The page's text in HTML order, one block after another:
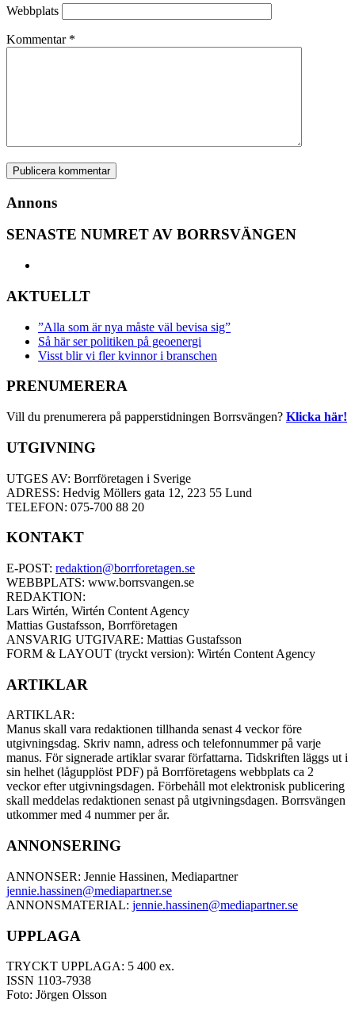
Webbplats
Kommentar *
Annons
SENASTE NUMRET AV BORRSVÄNGEN
AKTUELLT
”Alla som är nya måste väl bevisa sig”
Så här ser politiken på geoenergi
Visst blir vi fler kvinnor i branschen
PRENUMERERA
Vill du prenumerera på papperstidningen Borrsvängen? Klicka här!
UTGIVNING
UTGES AV: Borrföretagen i Sverige
ADRESS: Hedvig Möllers gata 12, 223 55 Lund
TELEFON: 075-700 88 20
KONTAKT
E-POST: redaktion@borrforetagen.se
WEBBPLATS: www.borrsvangen.se
REDAKTION:
Lars Wirtén, Wirtén Content Agency
Mattias Gustafsson, Borrföretagen
ANSVARIG UTGIVARE: Mattias Gustafsson
FORM & LAYOUT (tryckt version): Wirtén Content Agency
ARTIKLAR
ARTIKLAR:
Manus skall vara redaktionen tillhanda senast 4 veckor före
utgivningsdag. Skriv namn, adress och telefonnummer på varje
manus. För signerade artiklar svarar författarna. Tidskriften läggs ut i
sin helhet (lågupplöst PDF) på Borrföretagens webbplats ca 2
veckor efter utgivningsdagen. Förbehåll mot elektronisk publicering
skall meddelas redaktionen senast på utgivningsdagen. Borrsvängen
utkommer med 4 nummer per år.
ANNONSERING
ANNONSER: Jennie Hassinen, Mediapartner
jennie.hassinen@mediapartner.se
ANNONSMATERIAL: jennie.hassinen@mediapartner.se
UPPLAGA
TRYCKT UPPLAGA: 5 400 ex.
ISSN 1103-7938
Foto: Jörgen Olsson